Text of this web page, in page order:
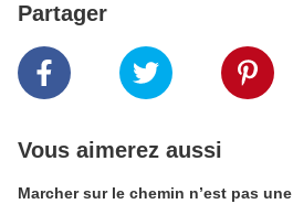
Partager
Vous aimerez aussi
Marcher sur le chemin n’est pas une